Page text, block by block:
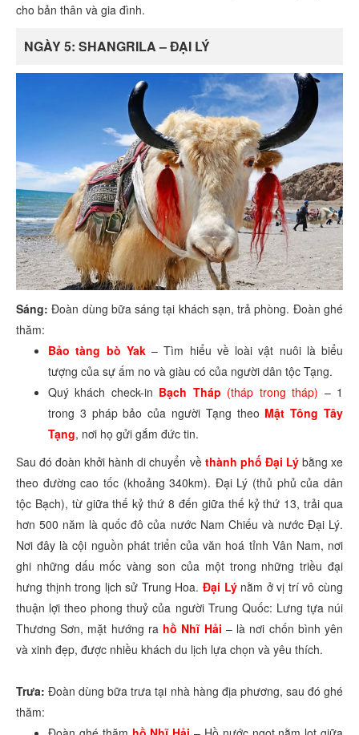
cho bản thân và gia đình.
NGÀY 5: SHANGRILA – ĐẠI LÝ
Sáng: Đoàn dùng bữa sáng tại khách sạn, trả phòng. Đoàn ghé
thăm:
Bảo tàng bò Yak– Tìm hiểu về loài vật nuôi là biểu
tượng của sự ấm no và giàu có của người dân tộc Tạng.
Quý khách check-in Bạch Tháp (tháp trong tháp) – 1
trong 3 pháp bảo của người Tạng theo Mật Tông Tây
Tạng, nơi họ gửi gắm đức tin.
Sau đó đoàn khởi hành di chuyển về thành phố Đại Lýbằng xe
theo đường cao tốc (khoảng 340km). Đại Lý (thủ phủ của dân
tộc Bạch), từ giữa thế kỷ thứ 8 đến giữa thế kỷ thứ 13, trải qua
hơn 500 năm là quốc đô của nước Nam Chiếu và nước Đại Lý.
Nơi đây là cội nguồn phát triển của văn hoá tỉnh Vân Nam, nơi
ghi những dấu mốc vàng son của một trong những triều đại
hưng thịnh trong lịch sử Trung Hoa. Đại Lý nằm ở vị trí vô cùng
thuận lợi theo phong thuỷ của người Trung Quốc: Lưng tựa núi
Thương Sơn, mặt hướng ra hồ Nhĩ Hải – là nơi chốn bình yên
và xinh đẹp, được nhiều khách du lịch lựa chọn và yêu thích.
Trưa: Đoàn dùng bữa trưa tại nhà hàng địa phương, sau đó ghé
thăm: